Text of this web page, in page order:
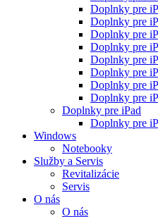
Doplnky pre
Doplnky pre
Doplnky pre
Doplnky pre
Doplnky pre
Doplnky pre
Doplnky pre
Doplnky pre
Doplnky pre iPad
Doplnky pre
Windows
Notebooky
Služby a Servis
Revitalizácie
Servis
O nás
O nás